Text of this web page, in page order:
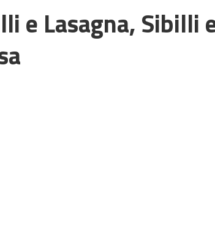
e Lasagna, Sibilli